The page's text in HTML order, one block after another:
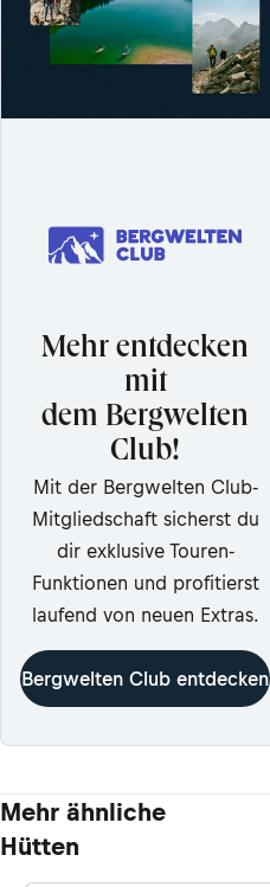
Mehr entdecken
mit
dem Bergwelten
Club!
Mit der Bergwelten Club-
Mitgliedschaft sicherst du
dir exklusive Touren-
Funktionen und profitierst
laufend von neuen Extras.
Bergwelten Club entdecken
Mehr ähnliche
Hütten